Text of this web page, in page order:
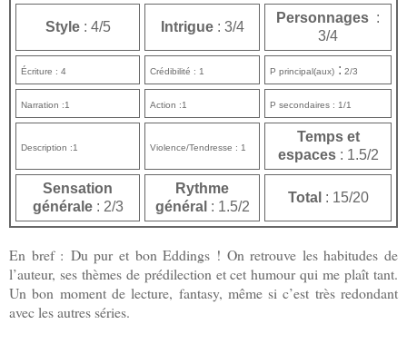
Style: 4/5 Intrigue: 3/4
Personnages :
3/4
Écriture : 4 Crédibilité : 1 P principal(aux) : 2/3
Narration :1 Action :1 P secondaires : 1/1
Description :1 Violence/Tendresse : 1
Temps et
espaces: 1.5/2
Sensation
générale: 2/3
Rythme
général : 1.5/2
Total : 15/20
En bref : Du pur et bon Eddings ! On retrouve les habitudes de
l’auteur, ses thèmes de prédilection et cet humour qui me plaît tant.
Un bon moment de lecture, fantasy, même si c’est très redondant
avec les autres séries.